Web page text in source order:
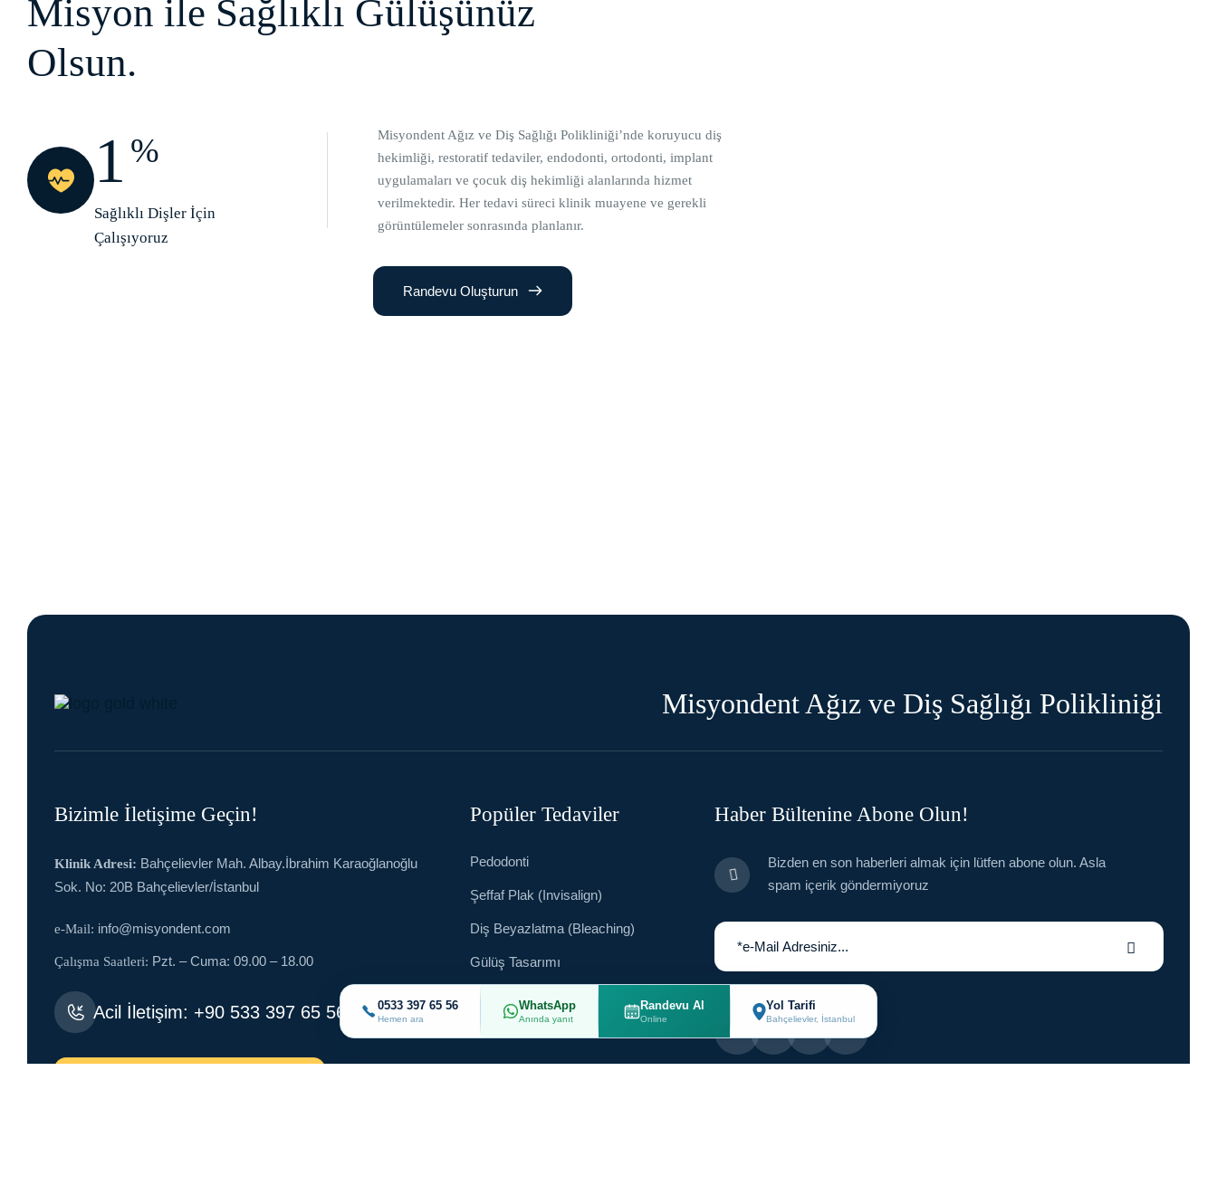
Misyon ile Sağlıklı Gülüşünüz
Olsun.
1 %
Sağlıklı Dişler İçin
Çalışıyoruz
Misyondent Ağız ve Diş Sağlığı Polikliniği’nde koruyucu diş
hekimliği, restoratif tedaviler, endodonti, ortodonti, implant
uygulamaları ve çocuk diş hekimliği alanlarında hizmet
verilmektedir. Her tedavi süreci klinik muayene ve gerekli
görüntülemeler sonrasında planlanır.
Randevu Oluşturun
Misyondent Ağız ve Diş Sağlığı Polikliniği
Bizimle İletişime Geçin!
Klinik Adresi: Bahçelievler Mah. Albay.İbrahim Karaoğlanoğlu
Sok. No: 20B Bahçelievler/İstanbul
e-Mail: info@misyondent.com
Çalışma Saatleri: Pzt. – Cuma: 09.00 – 18.00
Acil İletişim: +90 533 397 65 56
Popüler Tedaviler
Pedodonti
Şeffaf Plak (Invisalign)
Diş Beyazlatma (Bleaching)
Gülüş Tasarımı
Zirkonyum Kaplama
Haber Bültenine Abone Olun!
Bizden en son haberleri almak için lütfen abone olun. Asla
spam içerik göndermiyoruz
0533 397 65 56
Hemen ara
WhatsApp
Anında yanıt
Randevu Al
Online
Yol Tarifi
Bahçelievler, İstanbul